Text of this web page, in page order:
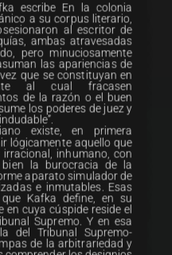
escribe En la colonia
a su corpus literario,
al escritor de
ambas atravesadas
pero minuciosamente
las apariencias de
que se constituyan en
al cual fracasen
de la razón o el buen
los poderes de juez y
existe, en primera
lógicamente aquello que
inhumano, con
bien la burocracia de la
aparato simulador de
e inmutables. Esas
Kafka define, en su
cuya cúspide reside el
Supremo. Y en esa
del Tribunal Supremo-
de la arbitrariedad y